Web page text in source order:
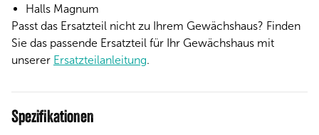
Halls Magnum
Passt das Ersatzteil nicht zu Ihrem Gewächshaus? Finden
Sie das passende Ersatzteil für Ihr Gewächshaus mit
unserer Ersatzteilanleitung.
Spezifikationen